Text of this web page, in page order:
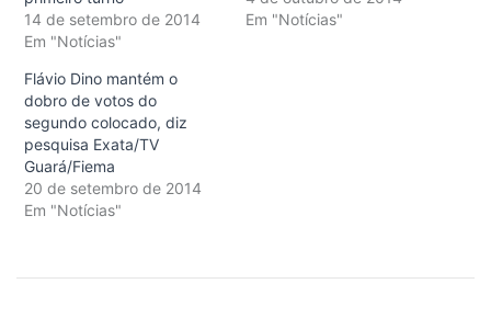
14 de setembro de 2014
Em "Notícias"
Em "Notícias"
Flávio Dino mantém o
dobro de votos do
segundo colocado, diz
pesquisa Exata/TV
Guará/Fiema
20 de setembro de 2014
Em "Notícias"